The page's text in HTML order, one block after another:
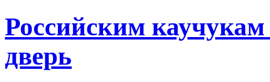
Российским
дверь